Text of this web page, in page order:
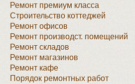
Ремонт премиум класса
Строительство коттеджей
Ремонт офисов
Ремонт производст. помещений
Ремонт складов
Ремонт магазинов
Ремонт кафе
Порядок ремонтных работ